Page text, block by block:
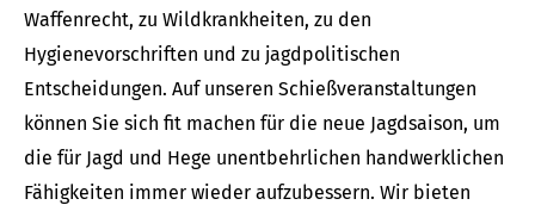
Waffenrecht, zu Wildkrankheiten, zu den
Hygienevorschriften und zu jagdpolitischen
Entscheidungen. Auf unseren Schießveranstaltungen
können Sie sich fit machen für die neue Jagdsaison, um
die für Jagd und Hege unentbehrlichen handwerklichen
Fähigkeiten immer wieder aufzubessern. Wir bieten